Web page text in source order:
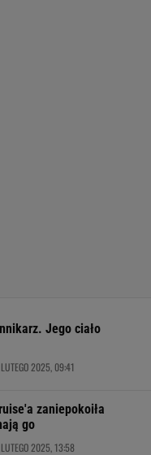
Jego ciało
2025, 09:41
zaniepokoiła
go
2025, 13:58